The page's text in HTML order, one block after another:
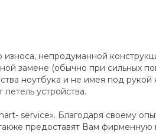
непродуманной
замене (обычно при сильных
ноутбука и не имея под
устройства.
service». Благодаря своему
предоставят Вам фирменную